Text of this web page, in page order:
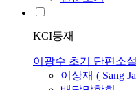
KCI등재
이광수 초기 단편소
이상재 ( Sang